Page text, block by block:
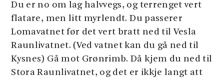
Du er no om lag halvvegs, og terrenget vert
flatare, men litt myrlendt. Du passerer
Lomavatnet før det vert bratt ned til Vesla
Raunlivatnet. (Ved vatnet kan du gå ned til
Kysnes) Gå mot Grønrimb. Då kjem du ned til
Stora Raunlivatnet, og det er ikkje langt att